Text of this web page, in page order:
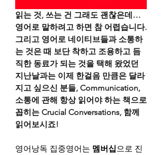
읽는 것, 쓰는 건 그래도 괜찮은데…
영어로 말하려고 하면 참 어렵습니다.
그리고 영어로 네이티브들과 소통하
는 것은 때 보단 착하고 조용하고 듬
직한 동료가 되는 것을 택해 왔었던
지난날과는 이제 한걸음 만큼은 달라
지고 싶으신 분들, Communication,
소통에 관해 항상 읽어야 하는 책으로
꼽히는 Crucial Conversations, 함께
읽어보시죠!
영어낭독 집중영어는 멤버십으로 진